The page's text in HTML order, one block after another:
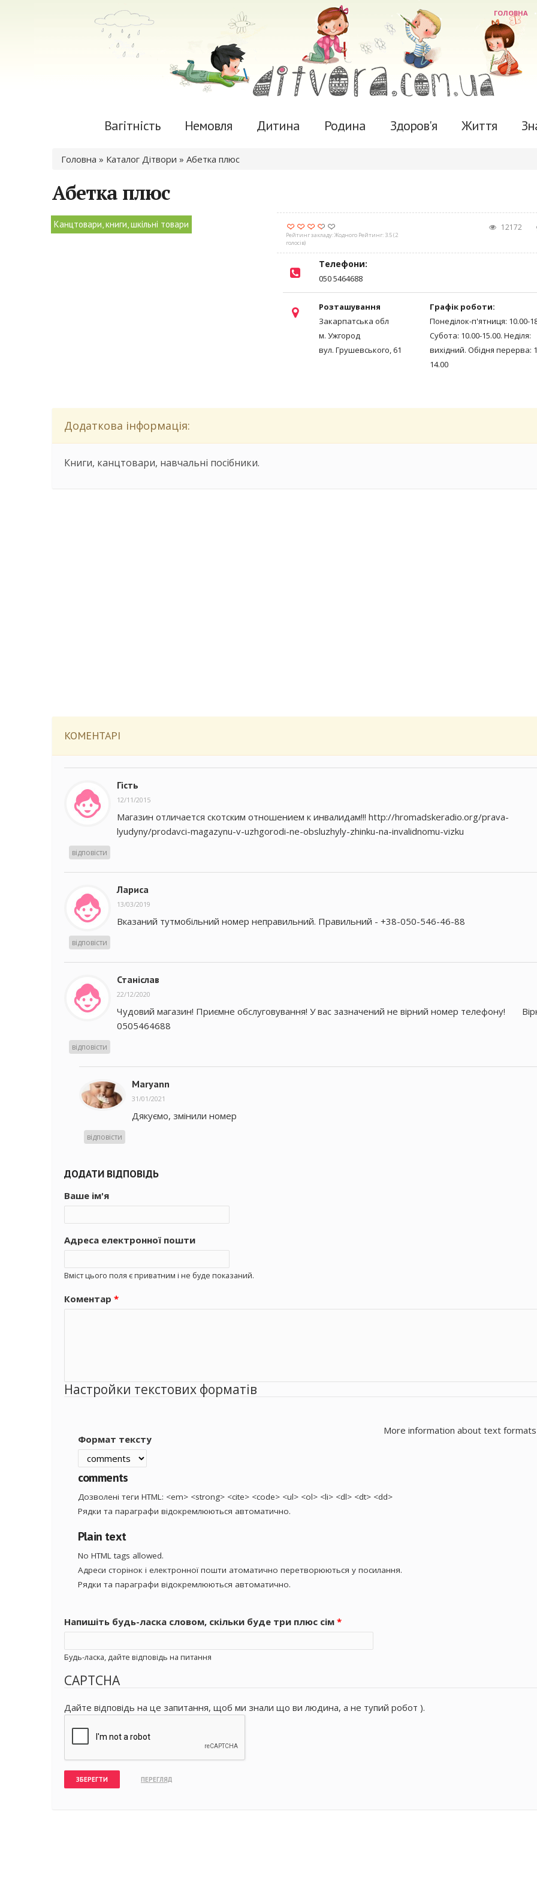
ГОЛОВНА
Вагітність Немовля Дитина Родина Здоров'я Життя
Ви є тут
Головна » Каталог Дітвори » Абетка плюс
Абетка плюс
Канцтовари, книги, шкільні товари
Рейтинг закладу:Жодного Рейтинг: 3.5(2
голосів)
12172
Телефони:
050 5464688
Розташування
Закарпатська обл
м. Ужгород
вул. Грушевського, 61
Графік роботи:
Понеділок-п'ятниця: 10.00-
Субота: 10.00-15.00. Неділя:
вихідний. Обідня перерва:
14.00
Додаткова інформація:
Книги, канцтовари, навчальні посібники.
КОМЕНТАРІ
Гість
12/11/2015
Магазин отличается скотским отношением к инвалидам!!! http://hromadskeradio.org/prava-
lyudyny/prodavci-magazynu-v-uzhgorodi-ne-obsluzhyly-zhinku-na-invalidnomu-vizku
відповісти
Лариса
13/03/2019
Вказаний тутмобільний номер неправильний. Правильний - +38-050-546-46-88
відповісти
Станіслав
22/12/2020
Чудовий магазин! Приємне обслуговування! У вас зазначений не вірний номер телефону!
0505464688
відповісти
Maryann
31/01/2021
Дякуємо, змінили номер
відповісти
ДОДАТИ ВІДПОВІДЬ
Ваше ім'я
Адреса електронної пошти
Вміст цього поля є приватним і не буде показаний.
Коментар *
Настройки текстових форматів
More information about text formats
Формат тексту
comments
Дозволені теги HTML: <em> <strong> <cite> <code> <ul> <ol> <li> <dl> <dt> <dd>
Рядки та параграфи відокремлюються автоматично.
Plain text
No HTML tags allowed.
Адреси сторінок і електронної пошти атоматично перетворюються у посилання.
Рядки та параграфи відокремлюються автоматично.
Напишіть будь-ласка словом, скільки буде три плюс сім *
Будь-ласка, дайте відповідь на питання
CAPTCHA
Дайте відповідь на це запитання, щоб ми знали що ви людина, а не тупий робот ).